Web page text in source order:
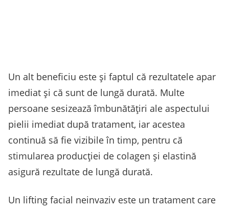
Un alt beneficiu este și faptul că rezultatele apar
imediat și că sunt de lungă durată. Multe
persoane sesizează îmbunătățiri ale aspectului
pielii imediat după tratament, iar acestea
continuă să fie vizibile în timp, pentru că
stimularea producției de colagen și elastină
asigură rezultate de lungă durată.
Un lifting facial neinvaziv este un tratament care